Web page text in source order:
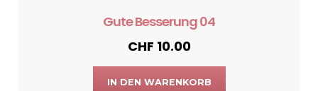
Gute Besserung 04
CHF 10.00
IN DEN WARENKORB